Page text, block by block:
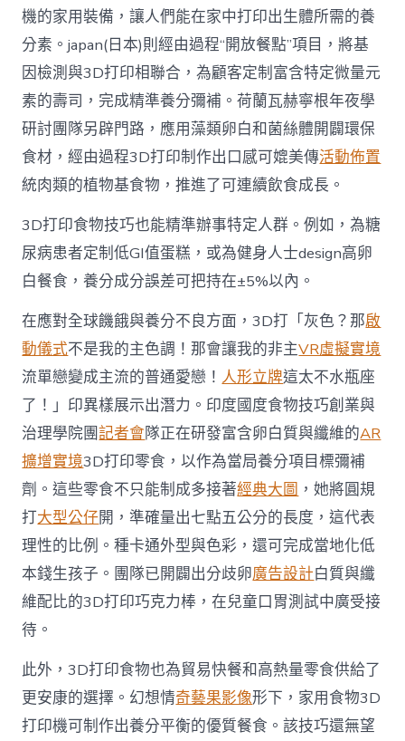
機的家用裝備，讓人們能在家中打印出生體所需的養
分素。japan(日本)則經由過程“開放餐點”項目，將基
因檢測與3D打印相聯合，為顧客定制富含特定微量元
素的壽司，完成精準養分彌補。荷蘭瓦赫寧根年夜學
研討團隊另辟門路，應用藻類卵白和菌絲體開闢環保
食材，經由過程3D打印制作出口感可媲美傳活動佈置
統肉類的植物基食物，推進了可連續飲食成長。
3D打印食物技巧也能精準辦事特定人群。例如，為糖
尿病患者定制低GI值蛋糕，或為健身人士design高卵
白餐食，養分成分誤差可把持在±5%以內。
在應對全球饑餓與養分不良方面，3D打「灰色？那啟
動儀式不是我的主色調！那會讓我的非主VR虛擬實境
流單戀變成主流的普通愛戀！ 人形立牌這太不水瓶座
了！」印異樣展示出潛力。印度國度食物技巧創業與
治理學院團記者會隊正在研發富含卵白質與纖維的AR
擴增實境3D打印零食，以作為當局養分項目標彌補
劑。這些零食不只能制成多接著經典大圖 ，她將圓規
打大型公仔開，準確量出七點五公分的長度，這代表
理性的比例。種卡通外型與色彩，還可完成當地化低
本錢生孩子。團隊已開闢出分歧卵廣告設計白質與纖
維配比的3D打印巧克力棒，在兒童口胃測試中廣受接
待。
此外，3D打印食物也為貿易快餐和高熱量零食供給了
更安康的選擇。幻想情奇藝果影像形下，家用食物3D
打印機可制作出養分平衡的優質餐食。該技巧還無望